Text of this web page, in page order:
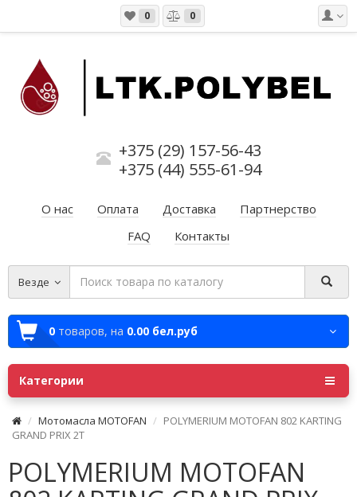
0 0
+375 (29) 157-56-43
+375 (44) 555-61-94
О нас Оплата Доставка
Партнерство
FAQ
Контакты
Везде
0 товаров, на 0.00 бел.руб
Категории
Мотомасла MOTOFAN
POLYMERIUM MOTOFAN 802 KARTING
GRAND PRIX 2T
POLYMERIUM MOTOFAN